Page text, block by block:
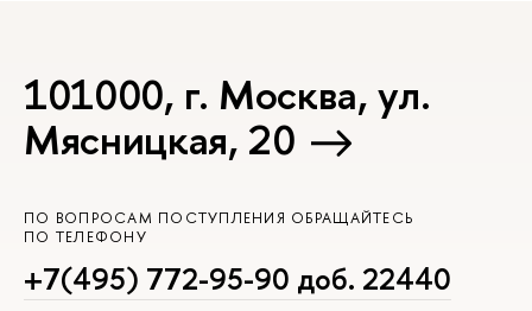
101000, г. Москва, ул.
Мясницкая, 20
ПО ВОПРОСАМ ПОСТУПЛЕНИЯ ОБРАЩАЙТЕСЬ
ПО ТЕЛЕФОНУ
+7(495) 772-95-90 доб. 22440